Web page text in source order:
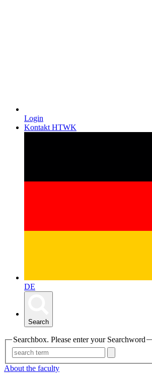
Login
Kontakt HTWK
DE
Search
Searchbox. Please enter your Searchword
About the faculty